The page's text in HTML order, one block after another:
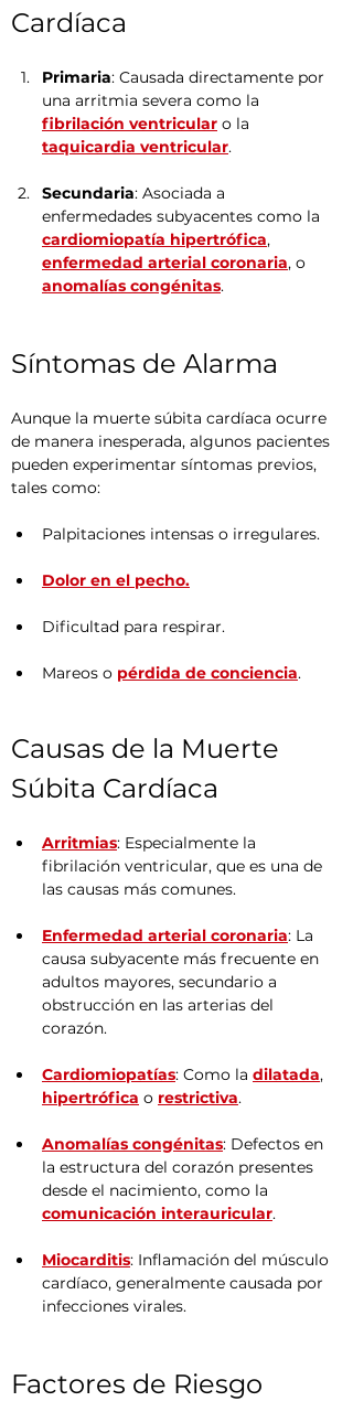
Cardíaca
Primaria: Causada directamente por
una arritmia severa como la
fibrilación ventricular o la
taquicardia ventricular.
Secundaria: Asociada a
enfermedades subyacentes como la
cardiomiopatía hipertrófica,
enfermedad arterial coronaria, o
anomalías congénitas.
Síntomas de Alarma
Aunque la muerte súbita cardíaca ocurre
de manera inesperada, algunos pacientes
pueden experimentar síntomas previos,
tales como:
Palpitaciones intensas o irregulares.
Dolor en el pecho.
Dificultad para respirar.
Mareos o pérdida de conciencia.
Causas de la Muerte
Súbita Cardíaca
Arritmias: Especialmente la
fibrilación ventricular, que es una de
las causas más comunes.
Enfermedad arterial coronaria: La
causa subyacente más frecuente en
adultos mayores, secundario a
obstrucción en las arterias del
corazón.
Cardiomiopatías: Como la dilatada,
hipertrófica o restrictiva.
Anomalías congénitas: Defectos en
la estructura del corazón presentes
desde el nacimiento, como la
comunicación interauricular.
Miocarditis: Inflamación del músculo
cardíaco, generalmente causada por
infecciones virales.
Factores de Riesgo